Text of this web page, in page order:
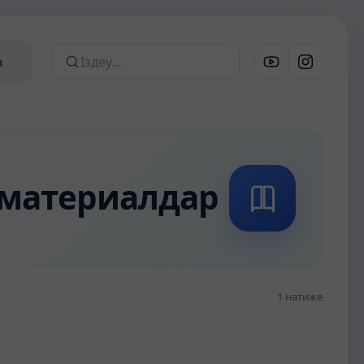
Сайттан іздеу
1 нәтиже